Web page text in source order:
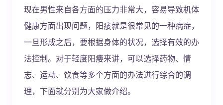
现在男性来自各方面的压力非常大，容易导致机体
健康方面出现问题，阳痿就是很常见的一种病症，
一旦形成之后，要根据身体的状况，选择有效的办
法控制。对于轻度阳痿来讲，可以选择药物、情
志、运动、饮食等多个方面的办法进行综合的调
理，下面就分别为大家做介绍。